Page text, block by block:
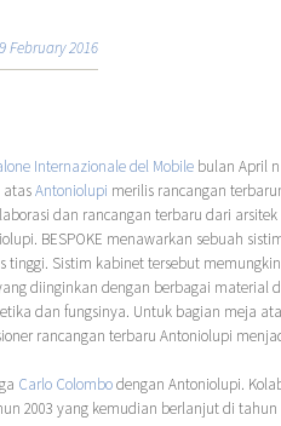
February 2016
Internazionale del Mobile bulan April
atasAntoniolupi merilis rancangan
dan rancangan terbaru dari
BESPOKE menawarkan sebuah
tinggi. Sistim kabinet tersebut
diinginkan dengan berbagai material
dan fungsinya. Untuk bagian meja
rancangan terbaru Antoniolupi
Carlo Colombodengan Antoniolupi.
2003 yang kemudian berlanjut di tahun